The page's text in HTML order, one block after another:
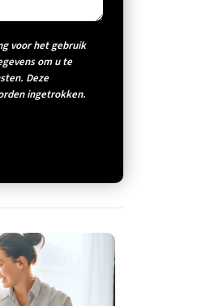
voor het gebruik
om u te
Deze
ingetrokken.